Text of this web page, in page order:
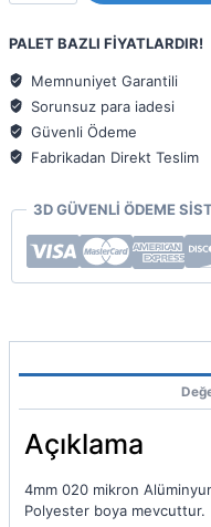
125x320
4mm
020
adet
PALET BAZLI FİYATLARDIR!
Memnuniyet Garantili
Sorunsuz para iadesi
Güvenli Ödeme
Fabrikadan Direkt Teslim
3D GÜVENLİ ÖDEME
Açıklama
4mm 020 mikron
Polyester boya mevcuttur.